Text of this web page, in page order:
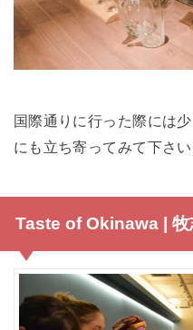
国際通りに行った際には
にも立ち寄ってみて下さい
Taste of Okinawa | 牧